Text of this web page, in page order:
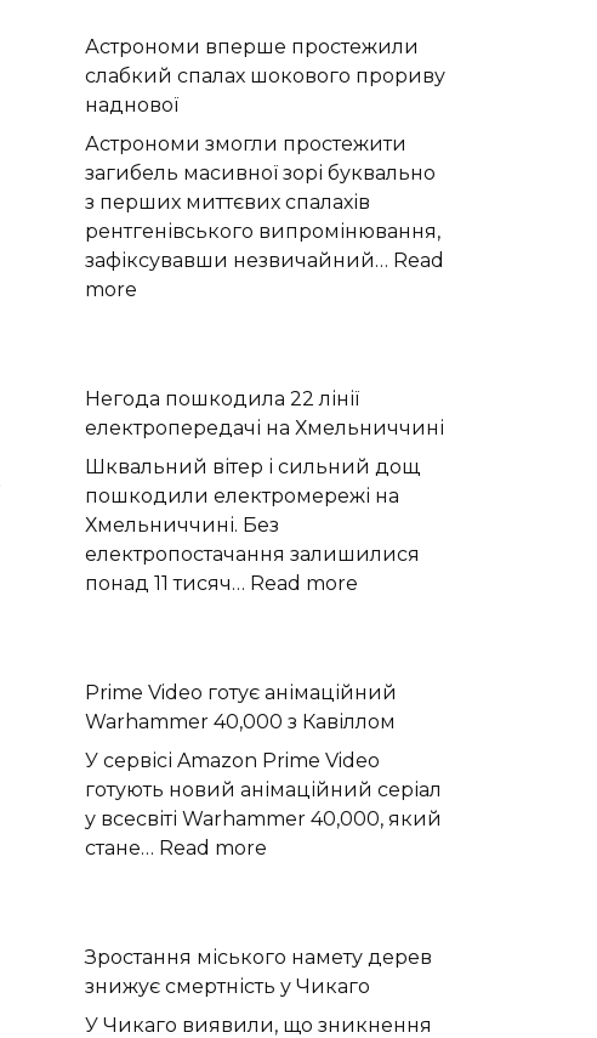
Астрономи вперше простежили
слабкий спалах шокового прориву
наднової
Астрономи змогли простежити
загибель масивної зорі буквально
з перших миттєвих спалахів
рентгенівського випромінювання,
зафіксувавши незвичайний… Read
more
слабкий
спалах
шокового
прориву
наднової
Негода пошкодила 22 лінії
електропередачі на Хмельниччині
Шквальний вітер і сильний дощ
пошкодили електромережі на
Хмельниччині. Без
електропостачання залишилися
понад 11 тисяч… Read more
лінії
електропередачі
на
Хмельниччині
Prime Video готує анімаційний
Warhammer 40,000 з Кавіллом
У сервісі Amazon Prime Video
готують новий анімаційний серіал
у всесвіті Warhammer 40,000, який
стане… Read more
анімаційний
Warhammer
40,000
Зростання міського намету дерев
знижує смертність у Чикаго
У Чикаго виявили, що зникнення